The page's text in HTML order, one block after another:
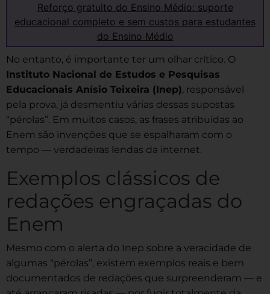
Reforço gratuito do Ensino Médio: suporte
educacional completo e sem custos para estudantes
do Ensino Médio
No entanto, é importante ter um olhar crítico. O
Instituto Nacional de Estudos e Pesquisas
Educacionais Anísio Teixeira (Inep), responsável
pela prova, já desmentiu várias dessas supostas
“pérolas”. Em muitos casos, as frases atribuídas ao
Enem são invenções que se espalharam com o
tempo — verdadeiras lendas da internet.
Exemplos clássicos de
redações engraçadas do
Enem
Mesmo com o alerta do Inep sobre a veracidade de
algumas “pérolas”, existem exemplos reais e bem
documentados de redações que surpreenderam — e